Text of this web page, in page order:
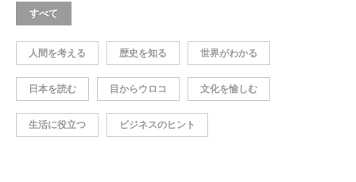
すべて
人間を考える 歴史を知る 世界がわかる
日本を読む 目からウロコ 文化を愉しむ
生活に役立つ ビジネスのヒント